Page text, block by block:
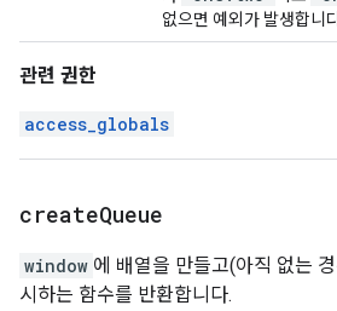
없으면 예외가 발생합니
관련 권한
access_globals
createQueue
window 에 배열을 만들고(아직 없는
시하는 함수를 반환합니다.